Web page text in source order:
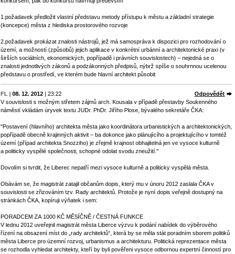
1.požadavek předložit vlastní představu metody přístupu k městu a základní strategie
(koncepce) města z hlediska prostorového rozvoje
2.požadavek prokázat znalosti nástrojů, jež má samospráva k dispozici pro rozhodování o
území, a možností (způsobů) jejich aplikace v konkrétní urbánní a architektonické praxi (v
širších sociálních, ekonomických, popřípadě i právních souvislostech) – nejedná se o
znalosti jednotlivých zákonů a podzákonných předpisů, nýbrž spíše o souhrnnou ucelenou
představu o prostředí, ve kterém bude hlavní architekt působit
FL | 08. 12. 2012 | 23:22
Odpovědět
V souvislosti s možným střetem zájmů arch. Kousala v případě přestavby Soukenného
náměstí vkládám úryvek textu JUDr. PhDr. Jiřího Plose, bývalého sekretáře ČKA:
"Postavení (hlavního) architekta města jako koordinátora urbanistických a architektonických,
popřípadě obecně krajinných aktivit – ba dokonce jako plánujícího a projektujícího v tomtéž
území (případ architekta Snozziho) je zřejmě krajnost obhajitelná jen ve vysoce kulturně
a politicky vyspělé společnosti, schopné odolat svodu zneužití."
Dovolím si tvrdit, že Liberec nepatří mezi vysoce kulturně a politicky vyspělá města.
Obávám se, že magistrát zatajil občanům dopis, který mu v únoru 2012 zaslala ČKA v
souvislosti se zřizováním tzv. Rady architektů. Protože je nyní dopis veřejně dostupný na
stránkách ČKA, kopíruji výňatek i sem:
PORADCEM ZA 1000 KČ MĚSÍČNĚ / ČESTNÁ FUNKCE
V lednu 2012 uveřejnil magistrát města Liberce výzvu k podání nabídek do výběrového
řízení na obsazení míst do „rady architektů“, která by se měla stát poradním sborem politiků
města Liberce pro územní rozvoj, urbanismus a architekturu. Politická reprezentace města
se rozhodla vyhledat architekty, kteří by byli pověřeni vysoce odbornou expertní činností pro